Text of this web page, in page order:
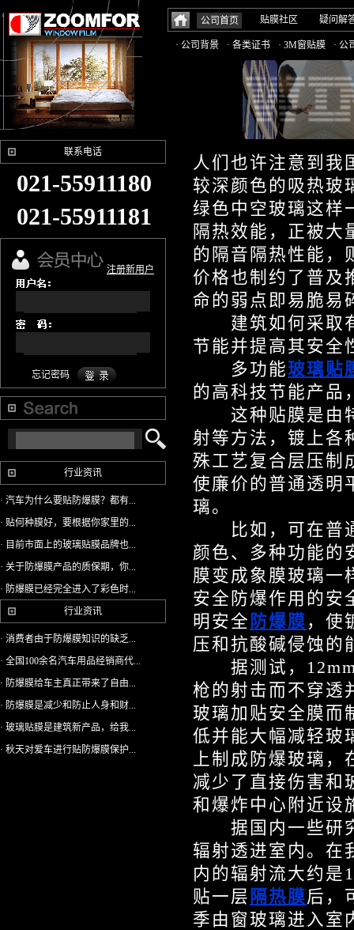
公司首页 贴膜社区 疑问解
· 公司背景 · 各类证书 · 3M窗贴膜 · 公
联系电话
021-55911180
021-55911181
注册新用户
忘记密码
行业资讯
· 汽车为什么要贴防爆膜？都有...
· 贴何种膜好，要根据你家里的...
· 目前市面上的玻璃贴膜品牌也...
· 关于防爆膜产品的质保期，你...
· 防爆膜已经完全进入了彩色时...
行业资讯
· 消费者由于防爆膜知识的缺乏...
· 全国100余名汽车用品经销商代...
· 防爆膜给车主真正带来了自由...
· 防爆膜是减少和防止人身和财...
· 玻璃贴膜是建筑新产品，给我...
· 秋天对爱车进行贴防爆膜保护...
人们也许注意到我
较深颜色的吸热玻
绿色中空玻璃这样
隔热效能，正被大
的隔音隔热性能，
价格也制约了普及
命的弱点即易脆易
建筑如何采取有
节能并提高其安全
多功能玻璃贴
的高科技节能产品
这种贴膜是由特
射等方法，镀上各
殊工艺复合层压制
使廉价的普通透明
璃。
比如，可在普通
颜色、多种功能的
膜变成象膜玻璃一
安全防爆作用的安
明安全 防爆膜 ，使
压和抗酸碱侵蚀的
据测试，12mm
枪的射击而不穿透
玻璃加贴安全膜而
低并能大幅减轻玻
上制成防爆玻璃
减少了直接伤害和
和爆炸中心附近设
据国内一些研究
辐射透进室内。在
内的辐射流大约是
贴一层 隔热膜后，
季由窗玻璃进入室